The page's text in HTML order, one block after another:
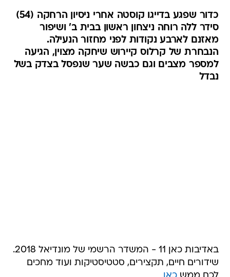
כדור שפגע בדייגו קוסטה אחרי ניסיון הרחקה (54)
סידר ללה רוחה ניצחון ראשון בבית ב' ושיפור
מאזנם לארבע נקודות לפני מחזור הנעילה.
הנבחרת של קרלוס קיירוש שיחקה מצוין, הגיעה
למספר מצבים וגם כבשה שער שנפסל בצדק בשל
נבדל
באדיבות כאן 11 - המשדר הרשמי של מונדיאל 2018.
שידורים חיים, תקצירים, סטטיסטיקות ועוד מחכים